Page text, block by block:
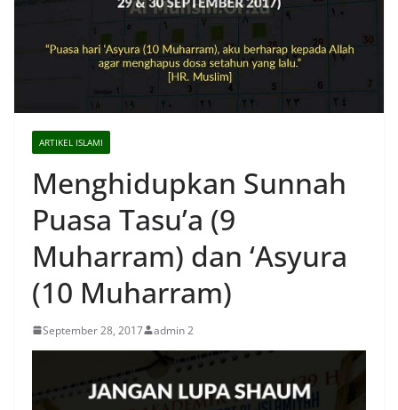
ARTIKEL ISLAMI
Menghidupkan Sunnah
Puasa Tasu’a (9
Muharram) dan ‘Asyura
(10 Muharram)
September 28, 2017 admin 2